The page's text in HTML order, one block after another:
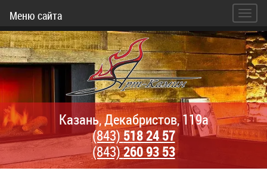
Меню сайта
Казань, Декабристов, 119а
(843)518 24 57
(843)260 93 53